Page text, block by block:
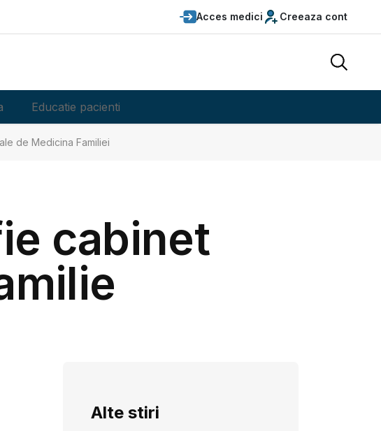
Acces medici Creeaza cont
Educatie pacienti
de Medicina Familiei
cabinet
Alte stiri